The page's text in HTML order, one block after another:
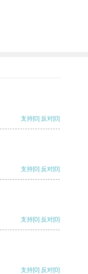
支持[0] 反对[0]
支持[0] 反对[0]
支持[0] 反对[0]
支持[0] 反对[0]